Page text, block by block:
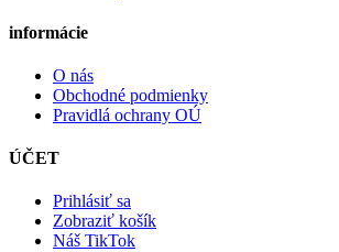
informácie
O nás
Obchodné podmienky
Pravidlá ochrany OÚ
ÚČET
Prihlásiť sa
Zobraziť košík
Náš TikTok